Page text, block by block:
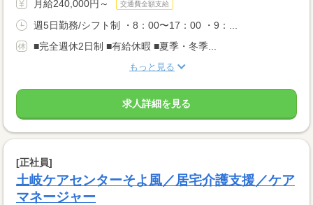
月給240,000円～ 交通費全額支給
週5日勤務/シフト制 ・8：00〜17：00 ・9：...
■完全週休2日制 ■有給休暇 ■夏季・冬季...
もっと見る
求人詳細を見る
[正社員]
土岐ケアセンターそよ風／居宅介護支援／ケア
マネージャー